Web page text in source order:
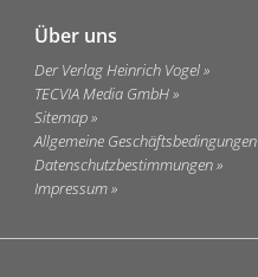
Über uns
Der Verlag Heinrich Vogel
TECVIA Media GmbH
Sitemap
Allgemeine Geschäftsbedingungen
Datenschutzbestimmungen
Impressum